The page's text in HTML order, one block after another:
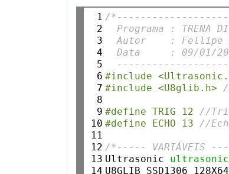
1
2
3
4
5
6
7
8
9
10
11
12
13
14
/
Programa : TRENA
Autor    : Fellipe
Data     : 09/01/
#include
#include <U8glib.h>
#define TRIG 12 //
#define ECHO 13 //
/*----- VARIÁVEIS
Ultrasonic ultrasonic
U8GLIB_SSD1306_128X64